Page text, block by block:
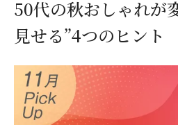
50代の秋おしゃれが
見せる”4つのヒント